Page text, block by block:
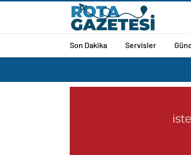
Son Dakika Servisler